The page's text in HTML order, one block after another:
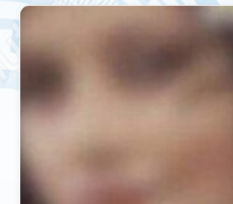
بندرعباس؛